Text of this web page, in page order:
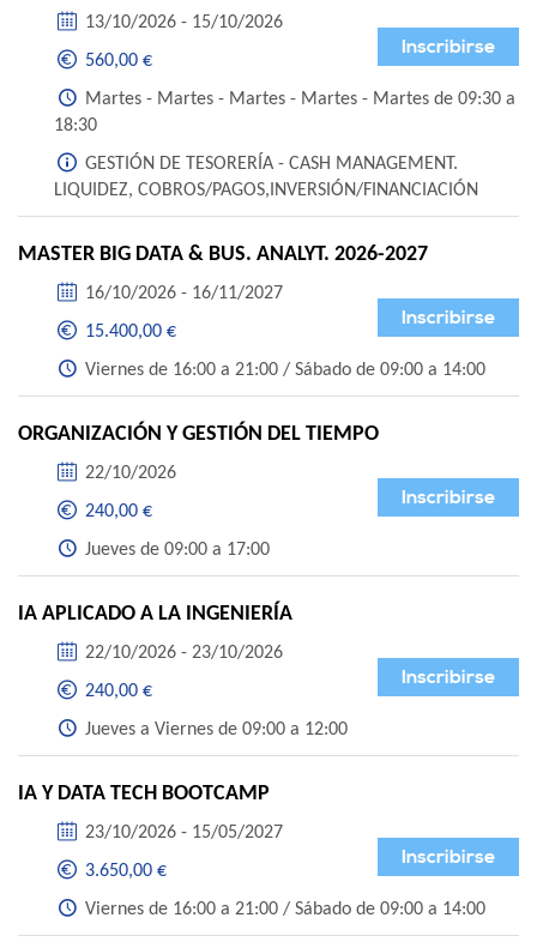
Inscribirse
13/10/2026 - 15/10/2026
560,00 €
Martes - Martes - Martes - Martes - Martes de 09:30 a
18:30
GESTIÓN DE TESORERÍA - CASH MANAGEMENT.
LIQUIDEZ, COBROS/PAGOS,INVERSIÓN/FINANCIACIÓN
MASTER BIG DATA & BUS. ANALYT. 2026-2027
Inscribirse
16/10/2026 - 16/11/2027
15.400,00 €
Viernes de 16:00 a 21:00 / Sábado de 09:00 a 14:00
ORGANIZACIÓN Y GESTIÓN DEL TIEMPO
Inscribirse
22/10/2026
240,00 €
Jueves de 09:00 a 17:00
IA APLICADO A LA INGENIERÍA
Inscribirse
22/10/2026 - 23/10/2026
240,00 €
Jueves a Viernes de 09:00 a 12:00
IA Y DATA TECH BOOTCAMP
Inscribirse
23/10/2026 - 15/05/2027
3.650,00 €
Viernes de 16:00 a 21:00 / Sábado de 09:00 a 14:00